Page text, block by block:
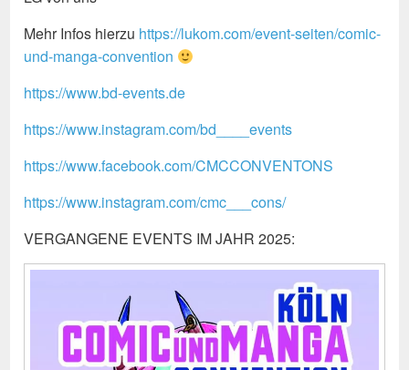
Mehr Infos hierzu https://lukom.com/event-seiten/comic-
und-manga-convention
https://www.bd-events.de
https://www.instagram.com/bd____events
https://www.facebook.com/CMCCONVENTONS
https://www.instagram.com/cmc___cons/
VERGANGENE EVENTS IM JAHR 2025: